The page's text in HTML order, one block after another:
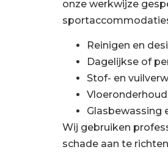
onze werkwijze
Reinigen en
Dagelijkse of
Stof- en
Glasbewassing
Wij gebruiken
schade aan te